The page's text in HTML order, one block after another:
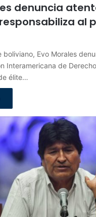
denuncia
al
boliviano, Evo Morales
Interamericana de
élite…